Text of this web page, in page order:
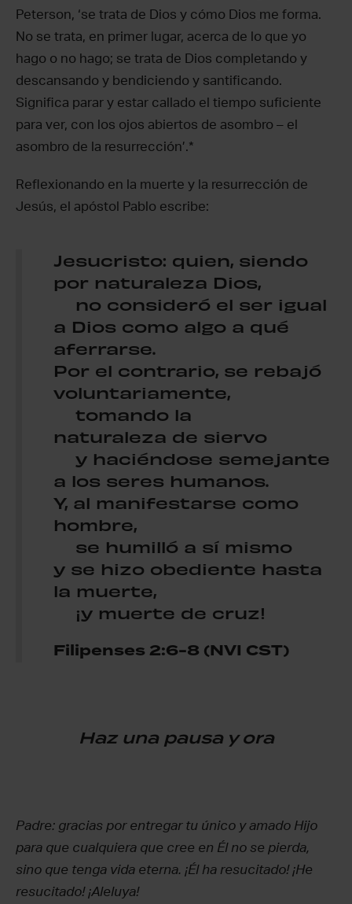
Peterson, ‘se trata de Dios y cómo Dios me forma.
No se trata, en primer lugar, acerca de lo que yo
hago o no hago; se trata de Dios completando y
descansando y bendiciendo y santificando.
Significa parar y estar callado el tiempo suficiente
para ver, con los ojos abiertos de asombro – el
asombro de la resurrección’.*
Reflexionando en la muerte y la resurrección de
Jesús, el apóstol Pablo escribe:
Jesucristo: quien, siendo
por naturaleza Dios,
no consideró el ser igual
a Dios como algo a qué
aferrarse.
Por el contrario, se rebajó
voluntariamente,
tomando la
naturaleza de siervo
y haciéndose semejante
a los seres humanos.
Y, al manifestarse como
hombre,
se humilló a sí mismo
y se hizo obediente hasta
la muerte,
¡y muerte de cruz!
Filipenses 2:6-8 (NVI CST)
Haz una pausa y ora
Padre: gracias por entregar tu único y amado Hijo
para que cualquiera que cree en Él no se pierda,
sino que tenga vida eterna. ¡Él ha resucitado! ¡He
resucitado! ¡Aleluya!